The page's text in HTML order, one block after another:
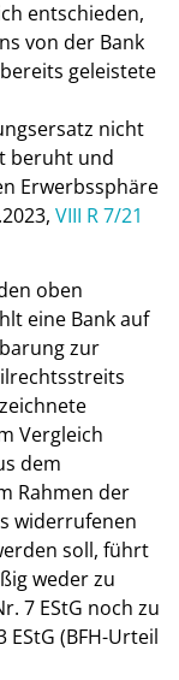
entschieden,
von der Bank
geleistete
nicht
beruht und
Erwerbssphäre
VIII R 7/21
oben
eine Bank auf
zur
Vergleich
dem
Rahmen der
widerrufenen
soll, führt
weder zu
7 EStG noch zu
(BFH-Urteil